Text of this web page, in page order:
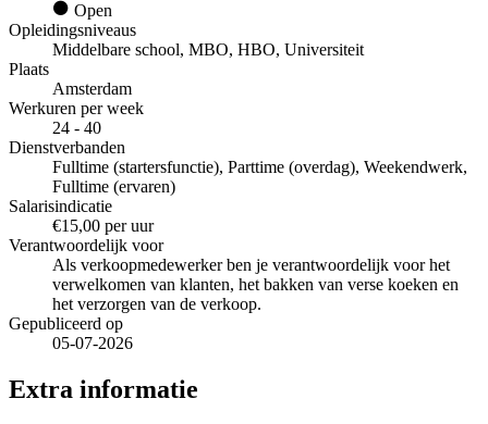
Open
Opleidingsniveaus
Middelbare school, MBO, HBO, Universiteit
Plaats
Amsterdam
Werkuren per week
24 - 40
Dienstverbanden
Fulltime (startersfunctie), Parttime (overdag), Weekendwerk,
Fulltime (ervaren)
Salarisindicatie
€15,00 per uur
Verantwoordelijk voor
Als verkoopmedewerker ben je verantwoordelijk voor het
verwelkomen van klanten, het bakken van verse koeken en
het verzorgen van de verkoop.
Gepubliceerd op
05-07-2026
Extra informatie